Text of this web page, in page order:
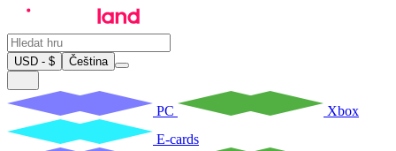
USD - $ Čeština
PC
Xbox
E-cards